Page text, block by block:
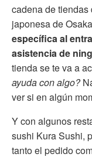
cadena de
japonesa de
específica al
asistencia de
tienda se te va a
ayuda con algo?
ver si en algún
Y con algunos
sushi Kura Sushi,
tanto el pedido